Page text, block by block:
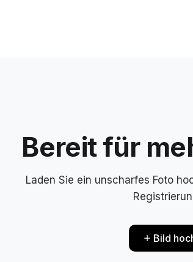
Bereit für
Laden Sie ein unscharfes Foto
Bild